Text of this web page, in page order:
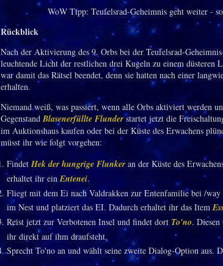
WoW Tipp: Teufelsrad-Geheimnis geht weiter -
Rückblick
Nach der Aktivierung des 9. Orbs bei der Teufelsrad-
leuchtende Licht der restlichen drei Kugeln zu einem düsteren
war damit das Rätsel beendet, denn sie hatten nach einer
erhalten.
Niemand weiß, was passiert, wenn alle Orbs aktiviert werden
GegenstandBlasenerfüllte Flunderstartet jetzt die
im Auktionshaus kaufen oder bei der Küste des Erwachens
müsst ihr wie folgt vorgehen:
FindetHek der hungrige Flunkeran der Küste des
erhaltet ihr einEntenei.
Fliegt mit dem Ei nach Valdrakken zur Entenfamilie bei /
im Nest und platziert das EI. Dadurch erhaltet ihr das Item
Reist jetzt zur Verbotenen Insel und findet dort To'no.
ihr direkt auf ihm draufsteht.
Sprecht To'no an und wählt seine zweite Dialog-Option aus.